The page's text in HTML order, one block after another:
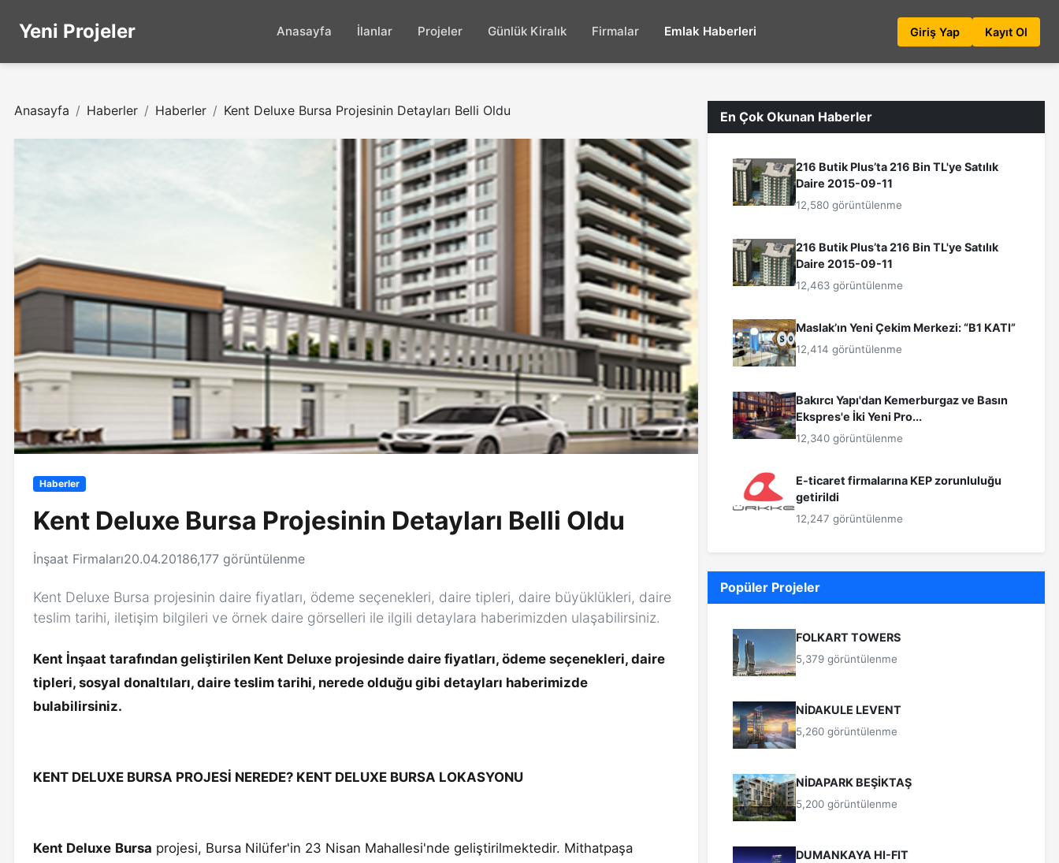
Yeni Projeler Anasayfa İlanlar Projeler Günlük Kiralık Firmalar Emlak Haberleri Giriş Yap Kayıt Ol
Anasayfa Haberler Haberler Kent Deluxe Bursa Projesinin Detayları Belli Oldu
Haberler
Kent Deluxe Bursa Projesinin Detayları Belli Oldu
İnşaat Firmaları20.04.20186,177 görüntülenme
Kent Deluxe Bursa projesinin daire fiyatları, ödeme seçenekleri, daire tipleri, daire büyüklükleri, daire
teslim tarihi, iletişim bilgileri ve örnek daire görselleri ile ilgili detaylara haberimizden ulaşabilirsiniz.
Kent İnşaat tarafından geliştirilen Kent Deluxe projesinde daire fiyatları, ödeme seçenekleri, daire
tipleri, sosyal donaltıları, daire teslim tarihi, nerede olduğu gibi detayları haberimizde
bulabilirsiniz.
KENT DELUXE BURSA PROJESİ NEREDE? KENT DELUXE BURSA LOKASYONU
Kent Deluxe Bursa projesi, Bursa Nilüfer'in 23 Nisan Mahallesi'nde geliştirilmektedir. Mithatpaşa
En Çok Okunan Haberler
216 Butik Plus’ta 216 Bin TL'ye Satılık
Daire 2015-09-11
12,580 görüntülenme
216 Butik Plus’ta 216 Bin TL'ye Satılık
Daire 2015-09-11
12,463 görüntülenme
Maslak’ın Yeni Çekim Merkezi: “B1 KATI”
12,414 görüntülenme
Bakırcı Yapı'dan Kemerburgaz ve Basın
Ekspres'e İki Yeni Pro...
12,340 görüntülenme
E-ticaret firmalarına KEP zorunluluğu
getirildi
12,247 görüntülenme
Popüler Projeler
FOLKART TOWERS
5,379 görüntülenme
NİDAKULE LEVENT
5,260 görüntülenme
NİDAPARK BEŞİKTAŞ
5,200 görüntülenme
DUMANKAYA HI-FIT